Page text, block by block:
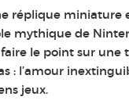
réplique miniature
mythique de
faire le point sur
: l’amour
jeux.